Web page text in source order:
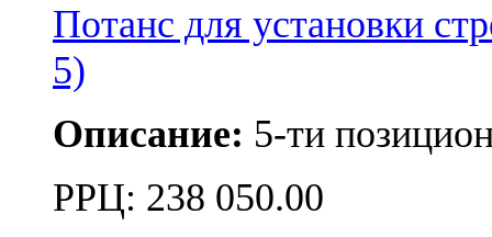
Потанс для установки
5)
Описание: 5-ти
РРЦ: 238 050.00